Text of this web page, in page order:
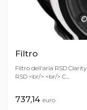
Filtro
Filtro dell'aria RSD
RSD <br/> <br/> C...
737,14 euro